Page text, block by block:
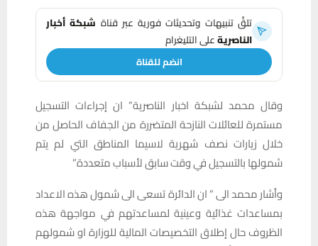
تلقَّ تنبيهات وتحديثات فورية عبر قناة شبكة أخبار
الناصريةعلى التليغرام
انضم للقناة
وقال محمد لشبكة اخبار الناصرية” ان إجراءات التسجيل
مستمرة للعائلات النازحة المتضررة من الجفاف الحاصل من
خلال زيارات نصف شهرية لاسيما المناطق التي لم يتم
شمولها بالتسجيل في وقت سابق لأسباب متعددة”
وأشار محمد الى ” ان الدائرة تسعى الى شمول هذه الاعداد
بمساعدات غذائية وعينية لمساعدتهم في مواجهة هذه
الظروف حال إطلاق التخصيصات المالية للوزارة او شمولهم